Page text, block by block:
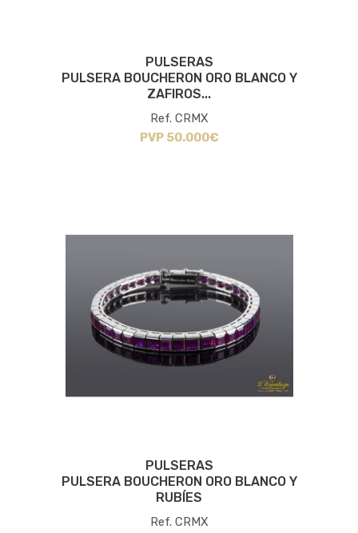
PULSERAS
PULSERA BOUCHERON ORO BLANCO Y
ZAFIROS...
Ref. CRMX
PVP 50.000€
PULSERAS
PULSERA BOUCHERON ORO BLANCO Y
RUBÍES
Ref. CRMX